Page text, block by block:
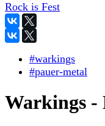
Rock is Fest
#warkings
#pauer-metal
Warkings